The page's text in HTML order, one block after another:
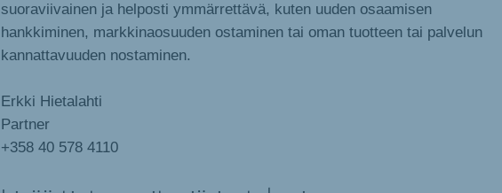
suoraviivainen ja helposti ymmärrettävä, kuten uuden osaamisen
hankkiminen, markkinaosuuden ostaminen tai oman tuotteen tai palvelun
kannattavuuden nostaminen.
Erkki Hietalahti
Partner
+358 40 578 4110